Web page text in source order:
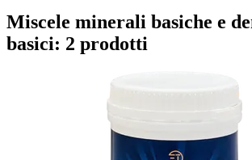
Miscele minerali basiche e
basici: 2 prodotti